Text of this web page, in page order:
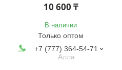
10 600 ₸
В наличии
Только оптом
+7 (777) 364-54-71
Алла